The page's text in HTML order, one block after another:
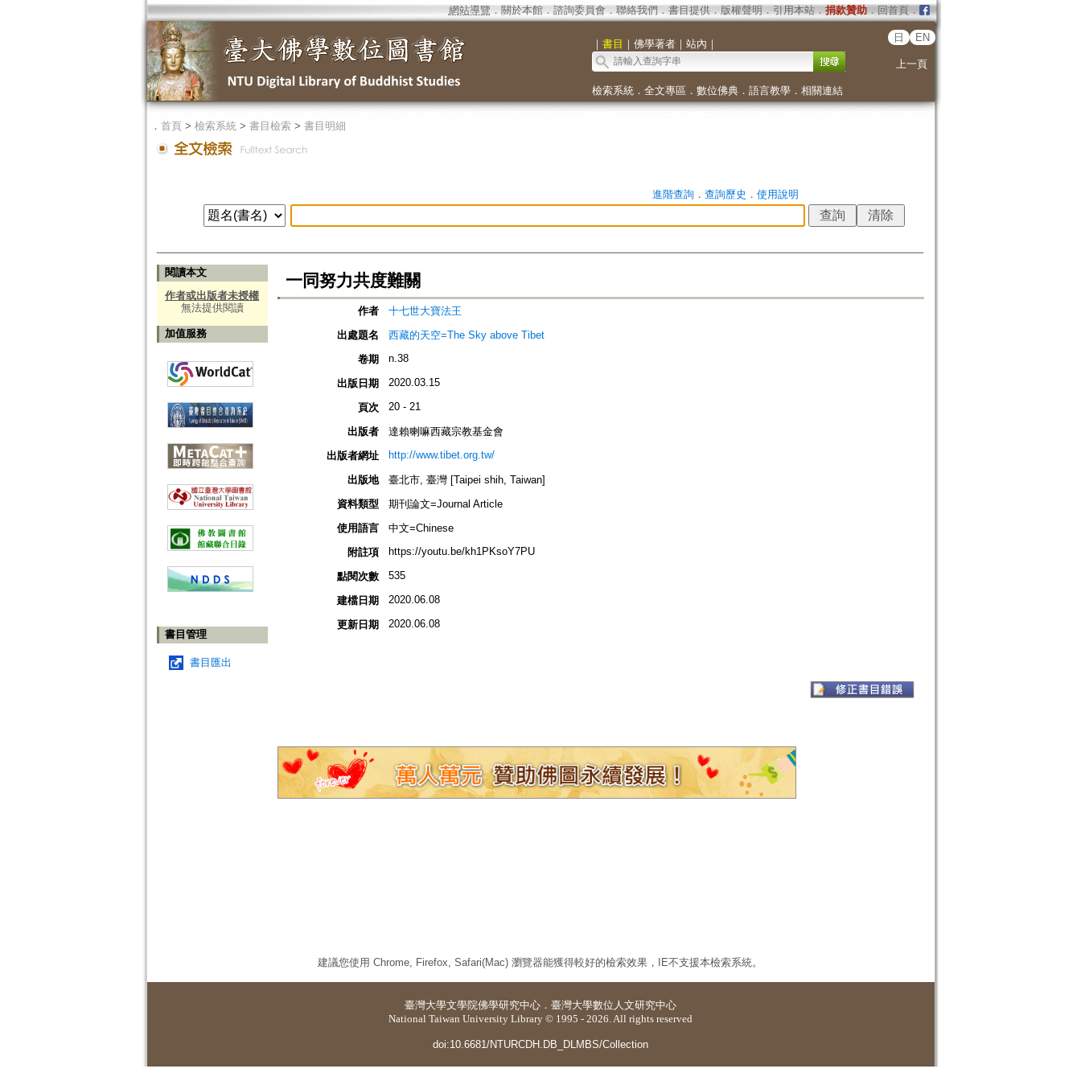
網站導覽 ． 關於本館． 諮詢委員會． 聯絡我們 ． 書目提供． 版權聲明 ． 引用本站． 捐款贊助．回首頁．
｜ 書目 ｜ 佛學著者｜ 站內 ｜
日 EN
上一頁
檢索系統． 全文專區 ． 數位佛典． 語言教學． 相關連結
． 首頁> 檢索系統> 書目檢索> 書目明細
進階查詢． 查詢歷史 ． 使用說明
閱讀本文
作者或出版者未授權
無法提供閱讀
加值服務
書目管理
書目匯出
一同努力共度難關
作者
十七世大寶法王
出處題名
西藏的天空=The Sky above Tibet
卷期
n.38
出版日期 2020.03.15
頁次 20 - 21
出版者
達賴喇嘛西藏宗教基金會
出版者網址
http://www.tibet.org.tw/
出版地
臺北市, 臺灣 [Taipei shih, Taiwan]
資料類型
期刊論文=Journal Article
使用語言
中文=Chinese
附註項
https://youtu.be/kh1PKsoY7PU
點閱次數 535
建檔日期 2020.06.08
更新日期 2020.06.08
建議您使用 Chrome, Firefox, Safari(Mac) 瀏覽器能獲得較好的檢索效果，IE不支援本檢索系統。
臺灣大學文學院佛學研究中心 ． 臺灣大學數位人文研究中心
National Taiwan University Library © 1995 - 2026. All rights reserved
doi:10.6681/NTURCDH.DB_DLMBS/Collection